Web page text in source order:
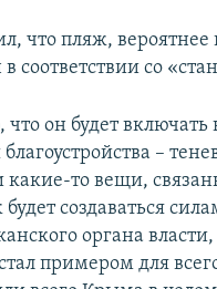
что пляж, вероятнее
соответствии со
он будет
–
какие-то вещи,
создаваться
органа
примером для